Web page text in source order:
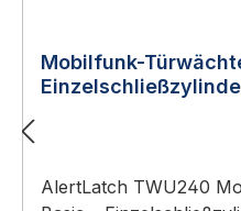
Mobilfunk-
AlertLatch TWU240